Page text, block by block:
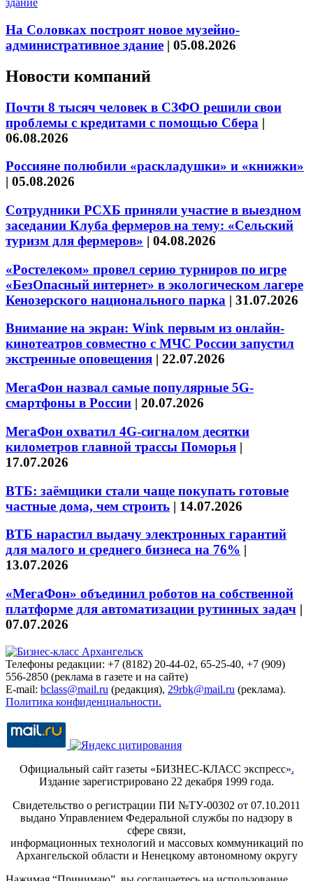
На Соловках построят новое музейно-
административное здание | 05.08.2026
Новости компаний
Почти 8 тысяч человек в СЗФО решили свои
проблемы с кредитами с помощью Сбера |
06.08.2026
Россияне полюбили «раскладушки» и «книжки»
| 05.08.2026
Сотрудники РСХБ приняли участие в выездном
заседании Клуба фермеров на тему: «Сельский
туризм для фермеров» | 04.08.2026
«Ростелеком» провел серию турниров по игре
«БезОпасный интернет» в экологическом лагере
Кенозерского национального парка | 31.07.2026
Внимание на экран: Wink первым из онлайн-
кинотеатров совместно с МЧС России запустил
экстренные оповещения | 22.07.2026
МегаФон назвал самые популярные 5G-
смартфоны в России | 20.07.2026
МегаФон охватил 4G-сигналом десятки
километров главной трассы Поморья |
17.07.2026
ВТБ: заёмщики стали чаще покупать готовые
частные дома, чем строить | 14.07.2026
ВТБ нарастил выдачу электронных гарантий
для малого и среднего бизнеса на 76% |
13.07.2026
«МегаФон» объединил роботов на собственной
платформе для автоматизации рутинных задач |
07.07.2026
Телефоны редакции: +7 (8182) 20-44-02, 65-25-40, +7 (909)
556-2850 (реклама в газете и на сайте)
E-mail: bclass@mail.ru (редакция), 29rbk@mail.ru (реклама).
Политика конфиденциальности.
Официальный сайт газеты «БИЗНЕС-КЛАСС экспресс».
Издание зарегистрировано 22 декабря 1999 года.
Свидетельство о регистрации ПИ №ТУ-00302 от 07.10.2011
выдано Управлением Федеральной службы по надзору в
сфере связи,
информационных технологий и массовых коммуникаций по
Архангельской области и Ненецкому автономному округу